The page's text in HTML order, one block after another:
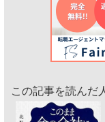
この記事を読んだ